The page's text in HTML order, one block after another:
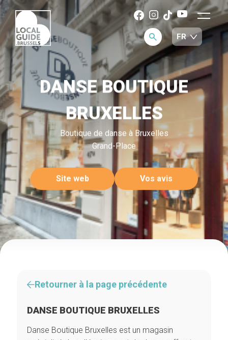
DANSE BOUTIQUE
BRUXELLES
Boutique de danse à Bruxelles
Grand-Place
Site web Vos avis
Retourner à la page précédente
DANSE BOUTIQUE BRUXELLES
Danse Boutique Bruxelles est un magasin